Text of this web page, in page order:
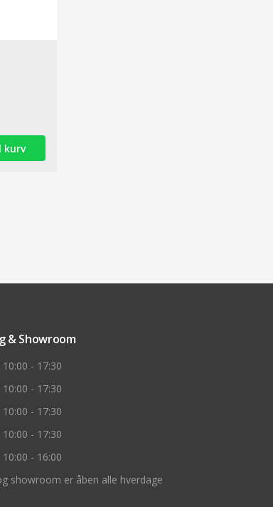
& Showroom
10:00 - 17:30
10:00 - 17:30
10:00 - 17:30
10:00 - 17:30
10:00 - 16:00
showroom er åben alle hverdage